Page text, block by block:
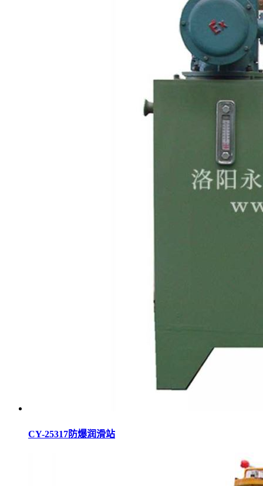
CY-25317防爆润滑站